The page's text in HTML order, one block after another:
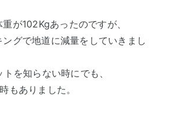
が102Kgあったのですが、
グで地道に減量をしていきまし
を知らない時にでも、
もありました。